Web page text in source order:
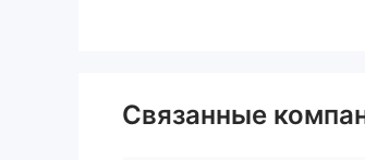
Связанные